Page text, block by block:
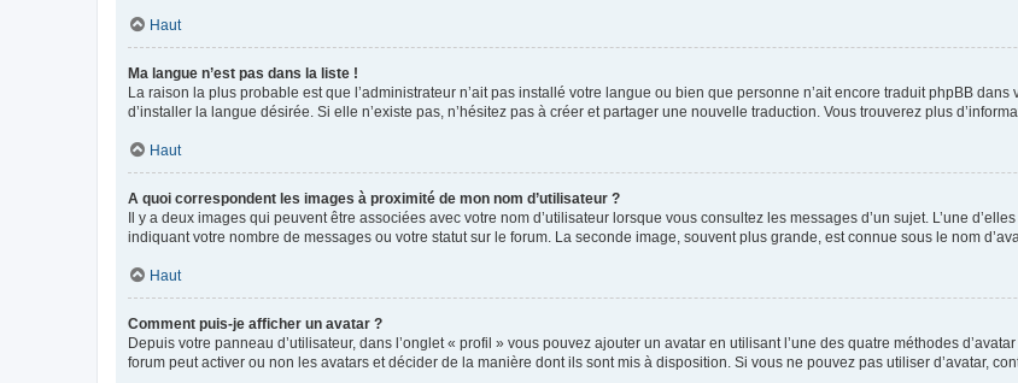
Haut
Ma langue n’est pas dans la liste !
La raison la plus probable est que l’administrateur n’ait pas installé votre langue ou bien que personne n’ait encore traduit phpBB
d’installer la langue désirée. Si elle n’existe pas, n’hésitez pas à créer et partager une nouvelle traduction. Vous trouverez plus
Haut
A quoi correspondent les images à proximité de mon nom d’utilisateur ?
Il y a deux images qui peuvent être associées avec votre nom d’utilisateur lorsque vous consultez les messages d’un sujet. L’une
indiquant votre nombre de messages ou votre statut sur le forum. La seconde image, souvent plus grande, est connue sous le nom
Haut
Comment puis-je afficher un avatar ?
Depuis votre panneau d’utilisateur, dans l’onglet « profil » vous pouvez ajouter un avatar en utilisant l’une des quatre méthodes
forum peut activer ou non les avatars et décider de la manière dont ils sont mis à disposition. Si vous ne pouvez pas utiliser d’avatar,